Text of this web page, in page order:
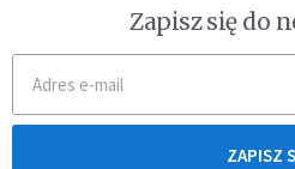
Zapisz się do
ZAPISZ